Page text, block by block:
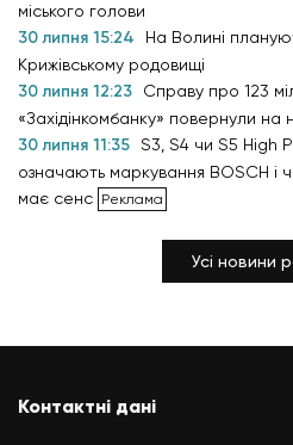
міського голови
30 липня 15:24
На Волині
Крижівському родовищі
30 липня 12:23
Справу про 123
«Західінкомбанку» повернули на
30 липня 11:35 S3, S4 чи S5 High
означають маркування BOSCH і
має сенс
Усі новини
Контактні дані